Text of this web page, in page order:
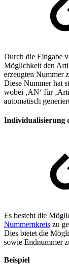
Durch die Eingabe
Möglichkeit den
erzeugten Nummer
Diese Nummer hat
wobei ‚AN‘ für
automatisch
Individualisierung
Es besteht die
Nummernkreis zu
Dies bietet die
sowie Endnummer
Beispiel